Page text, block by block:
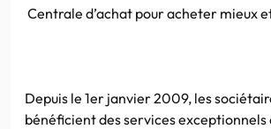
Centrale d’achat pour acheter mieux
Depuis le 1er janvier 2009, les
bénéficient des services exceptionnels